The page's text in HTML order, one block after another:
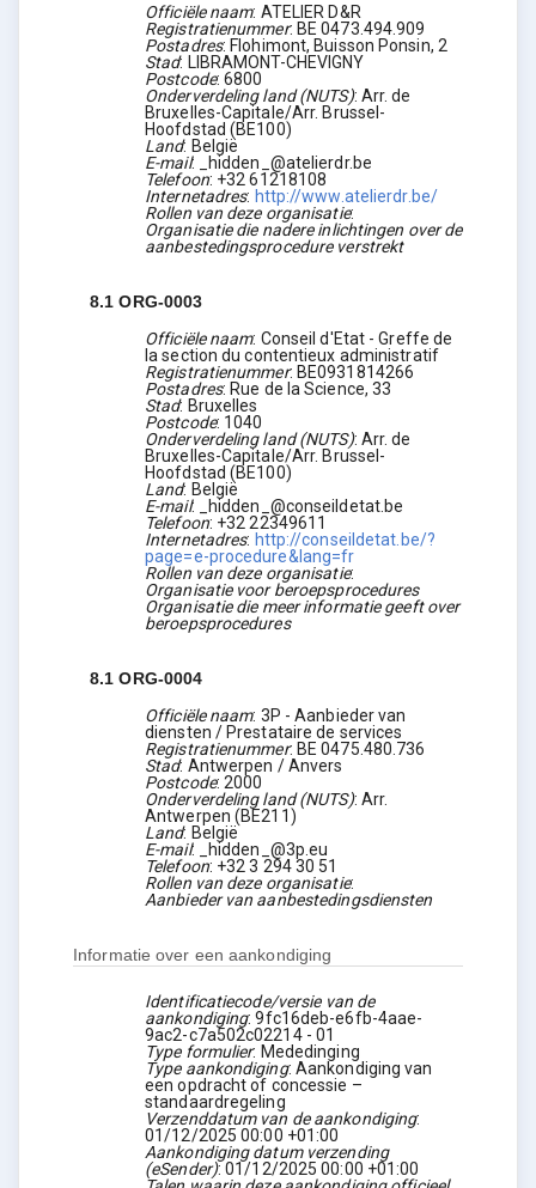
Officiële naam: ATELIER D&R
Registratienummer: BE 0473.494.909
Postadres:Flohimont, Buisson Ponsin, 2
Stad: LIBRAMONT-CHEVIGNY
Postcode:6800
Onderverdeling land (NUTS): Arr. de
Bruxelles-Capitale/Arr. Brussel-
Hoofdstad (BE100)
Land: België
E-mail:
_hidden_@atelierdr.be
Telefoon: +32 61218108
Internetadres: http://www.atelierdr.be/
Rollen van deze organisatie:
Organisatie die nadere inlichtingen over de
aanbestedingsprocedure verstrekt
8.1ORG-0003
Officiële naam: Conseil d'Etat - Greffe de
la section du contentieux administratif
Registratienummer: BE0931814266
Postadres:Rue de la Science, 33
Stad: Bruxelles
Postcode: 1040
Onderverdeling land (NUTS): Arr. de
Bruxelles-Capitale/Arr. Brussel-
Hoofdstad (BE100)
Land: België
E-mail:
_hidden_@conseildetat.be
Telefoon: +32 22349611
Internetadres: http://conseildetat.be/?
page=e-procedure&lang=fr
Rollen van deze organisatie:
Organisatie voor beroepsprocedures
Organisatie die meer informatie geeft over
beroepsprocedures
8.1ORG-0004
Officiële naam: 3P - Aanbieder van
diensten / Prestataire de services
Registratienummer: BE 0475.480.736
Stad: Antwerpen / Anvers
Postcode:2000
Onderverdeling land (NUTS): Arr.
Antwerpen (BE211)
Land: België
E-mail:
_hidden_@3p.eu
Telefoon: +32 3 294 30 51
Rollen van deze organisatie:
Aanbieder van aanbestedingsdiensten
Informatie over een aankondiging
Identificatiecode/versie van de
aankondiging:9fc16deb-e6fb-4aae-
9ac2-c7a502c02214 -01
Type formulier: Mededinging
Type aankondiging: Aankondiging van
een opdracht of concessie –
standaardregeling
Verzenddatum van de aankondiging:
01/12/2025 00:00 +01:00
Aankondiging datum verzending
(eSender):01/12/2025 00:00 +01:00